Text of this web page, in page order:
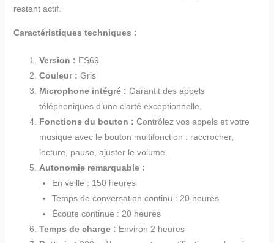
restant actif.
Caractéristiques techniques :
Version : ES69
Couleur : Gris
Microphone intégré : Garantit des appels
téléphoniques d’une clarté exceptionnelle.
Fonctions du bouton : Contrôlez vos appels et votre
musique avec le bouton multifonction : raccrocher,
lecture, pause, ajuster le volume.
Autonomie remarquable :
En veille : 150 heures
Temps de conversation continu : 20 heures
Écoute continue : 20 heures
Temps de charge : Environ 2 heures